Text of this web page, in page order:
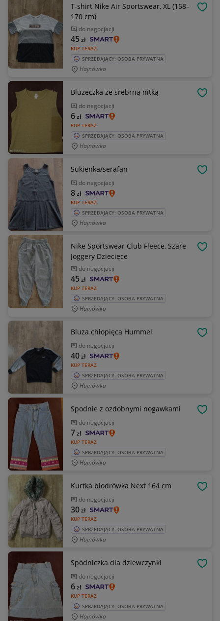
T-shirt Nike Air Sportswear, XL (158–
170 cm)
do negocjacji
KUP TERAZ
45zł
SPRZEDAJĄCY: OSOBA PRYWATNA
Hajnówka
Bluzeczka ze srebrną nitką
do negocjacji
KUP TERAZ
6zł
SPRZEDAJĄCY: OSOBA PRYWATNA
Hajnówka
Sukienka/serafan
do negocjacji
KUP TERAZ
8zł
SPRZEDAJĄCY: OSOBA PRYWATNA
Hajnówka
Nike Sportswear Club Fleece, Szare
Joggery Dziecięce
do negocjacji
KUP TERAZ
45zł
SPRZEDAJĄCY: OSOBA PRYWATNA
Hajnówka
Bluza chłopięca Hummel
do negocjacji
KUP TERAZ
40zł
SPRZEDAJĄCY: OSOBA PRYWATNA
Hajnówka
Spodnie z ozdobnymi nogawkami
do negocjacji
KUP TERAZ
7zł
SPRZEDAJĄCY: OSOBA PRYWATNA
Hajnówka
Kurtka biodrówka Next 164 cm
do negocjacji
KUP TERAZ
30zł
SPRZEDAJĄCY: OSOBA PRYWATNA
Hajnówka
Spódniczka dla dziewczynki
do negocjacji
KUP TERAZ
6zł
SPRZEDAJĄCY: OSOBA PRYWATNA
Hajnówka